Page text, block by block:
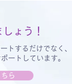
トするだけでなく、
ートしています。
ら
ょう！